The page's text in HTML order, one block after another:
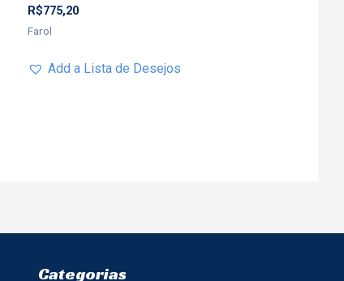
R$775,20
Farol
Add a Lista de Desejos
Categorias